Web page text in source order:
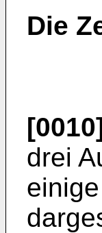
Die
drei